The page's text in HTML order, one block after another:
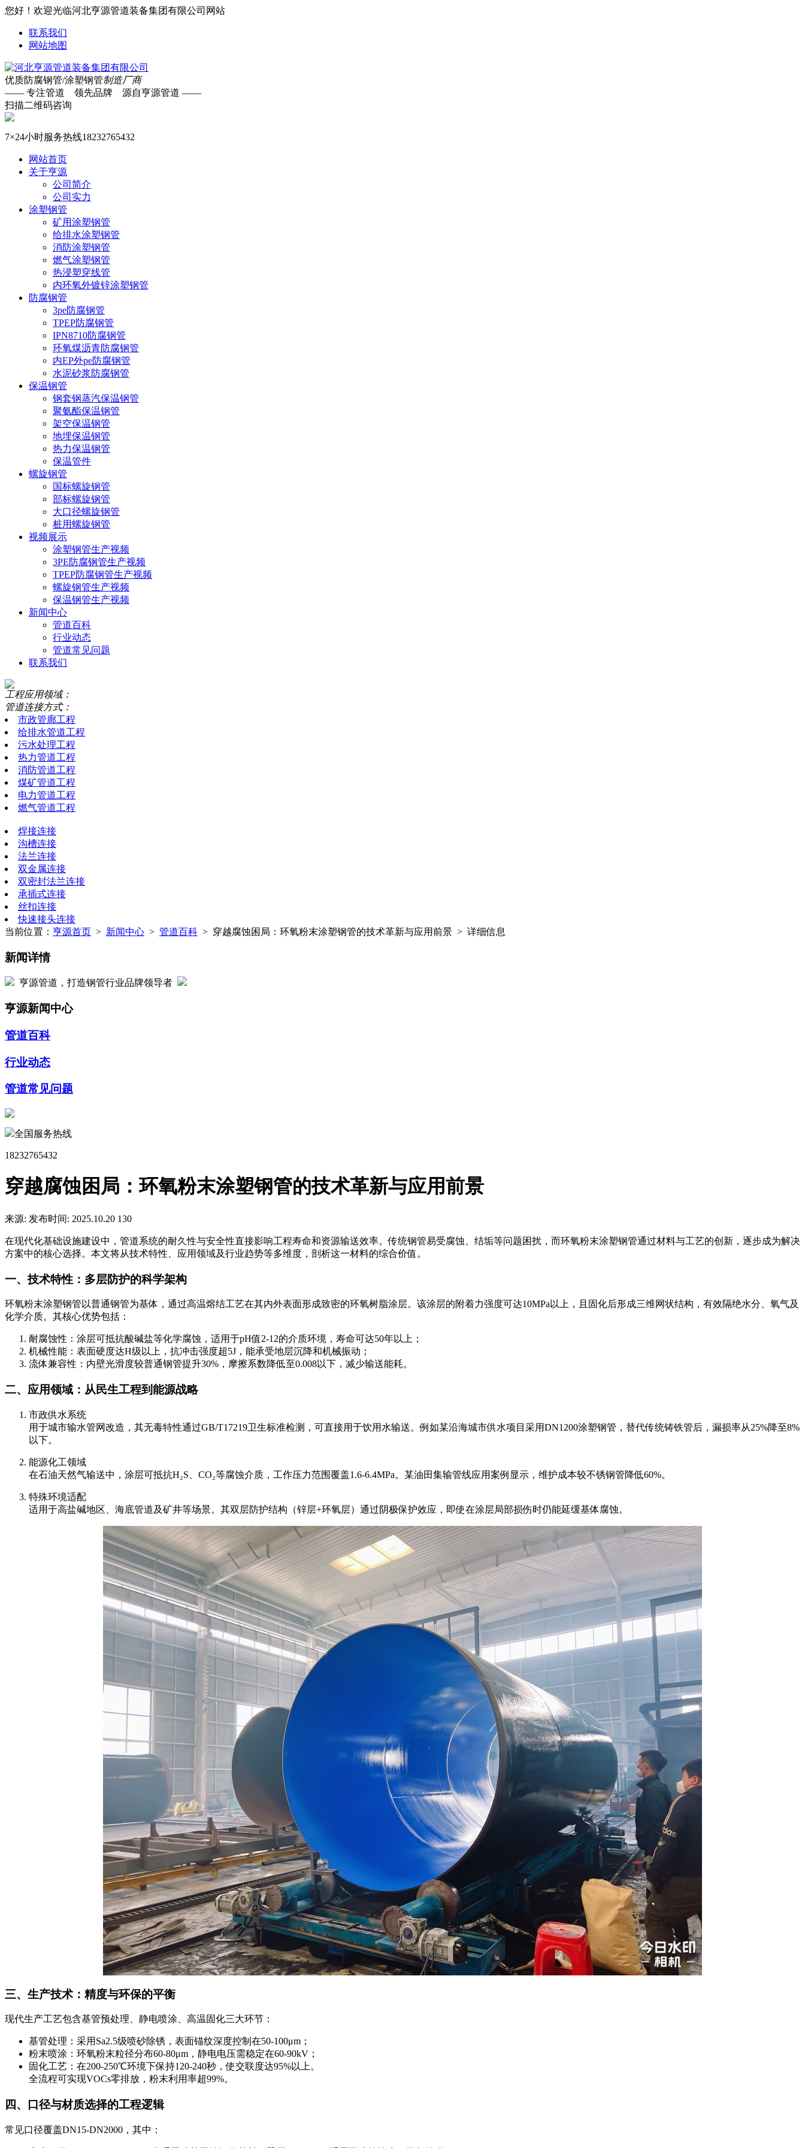
您好！欢迎光临河北亨源管道装备集团有限公司网站
联系我们
网站地图
优质防腐钢管/涂塑钢管制造厂商
—— 专注管道 领先品牌 源自亨源管道 ——
扫描二维码咨询
7×24小时服务热线18232765432
网站首页
关于亨源
公司简介
公司实力
涂塑钢管
矿用涂塑钢管
给排水涂塑钢管
消防涂塑钢管
燃气涂塑钢管
热浸塑穿线管
内环氧外镀锌涂塑钢管
防腐钢管
3pe防腐钢管
TPEP防腐钢管
IPN8710防腐钢管
环氧煤沥青防腐钢管
内EP外pe防腐钢管
水泥砂浆防腐钢管
保温钢管
钢套钢蒸汽保温钢管
聚氨酯保温钢管
架空保温钢管
地埋保温钢管
热力保温钢管
保温管件
螺旋钢管
国标螺旋钢管
部标螺旋钢管
大口径螺旋钢管
桩用螺旋钢管
视频展示
涂塑钢管生产视频
3PE防腐钢管生产视频
TPEP防腐钢管生产视频
螺旋钢管生产视频
保温钢管生产视频
新闻中心
管道百科
行业动态
管道常见问题
联系我们
工程应用领域：
管道连接方式：
市政管廊工程
给排水管道工程
污水处理工程
热力管道工程
消防管道工程
煤矿管道工程
电力管道工程
燃气管道工程
焊接连接
沟槽连接
法兰连接
双金属连接
双密封法兰连接
承插式连接
丝扣连接
快速接头连接
当前位置： 亨源首页 > 新闻中心 > 管道百科 > 穿越腐蚀困局：环氧粉末涂塑钢管的技术革新与应用前景 > 详细信息
新闻详情
亨源管道，打造钢管行业品牌领导者
亨源新闻中心
管道百科
行业动态
管道常见问题
全国服务热线
18232765432
穿越腐蚀困局：环氧粉末涂塑钢管的技术革新与应用前景
来源: 发布时间: 2025.10.20 130
在现代化基础设施建设中，管道系统的耐久性与安全性直接影响工程寿命和资源输送效率。传统钢管易受腐蚀、结垢等问题困扰，而环氧粉末涂塑钢管通过材料与工艺的创新，逐步成为解决
方案中的核心选择。本文将从技术特性、应用领域及行业趋势等多维度，剖析这一材料的综合价值。
一、技术特性：多层防护的科学架构
环氧粉末涂塑钢管以普通钢管为基体，通过高温熔结工艺在其内外表面形成致密的环氧树脂涂层。该涂层的附着力强度可达10MPa以上，且固化后形成三维网状结构，有效隔绝水分、氧气及
化学介质。其核心优势包括：
耐腐蚀性：涂层可抵抗酸碱盐等化学腐蚀，适用于pH值2-12的介质环境，寿命可达50年以上；
机械性能：表面硬度达H级以上，抗冲击强度超5J，能承受地层沉降和机械振动；
流体兼容性：内壁光滑度较普通钢管提升30%，摩擦系数降低至0.008以下，减少输送能耗。
二、应用领域：从民生工程到能源战略
市政供水系统
用于城市输水管网改造，其无毒特性通过GB/T17219卫生标准检测，可直接用于饮用水输送。例如某沿海城市供水项目采用DN1200涂塑钢管，替代传统铸铁管后，漏损率从25%降至8%
以下。
能源化工领域
在石油天然气输送中，涂层可抵抗H₂S、CO₂等腐蚀介质，工作压力范围覆盖1.6-6.4MPa。某油田集输管线应用案例显示，维护成本较不锈钢管降低60%。
特殊环境适配
适用于高盐碱地区、海底管道及矿井等场景。其双层防护结构（锌层+环氧层）通过阴极保护效应，即使在涂层局部损伤时仍能延缓基体腐蚀。
三、生产技术：精度与环保的平衡
现代生产工艺包含基管预处理、静电喷涂、高温固化三大环节：
基管处理：采用Sa2.5级喷砂除锈，表面锚纹深度控制在50-100μm；
粉末喷涂：环氧粉末粒径分布60-80μm，静电电压需稳定在60-90kV；
固化工艺：在200-250℃环境下保持120-240秒，使交联度达95%以上。
全流程可实现VOCs零排放，粉末利用率超99%。
四、口径与材质选择的工程逻辑
常见口径覆盖DN15-DN2000，其中：